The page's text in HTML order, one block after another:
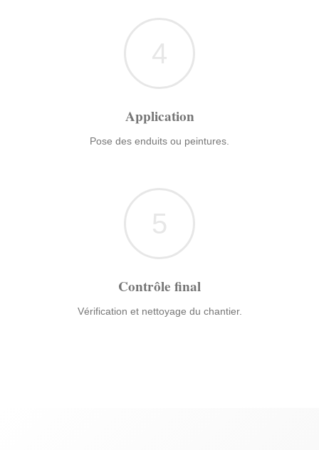
4
Application
Pose des enduits ou peintures.
5
Contrôle final
Vérification et nettoyage du chantier.